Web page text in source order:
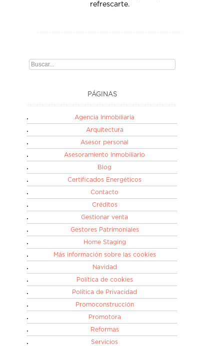
refrescarte.
PÁGINAS
Agencia Inmobiliaria
Arquitectura
Asesor personal
Asesoramiento Inmobiliario
Blog
Certificados Energéticos
Contacto
Créditos
Gestionar venta
Gestores Patrimoniales
Home Staging
Más información sobre las cookies
Navidad
Política de cookies
Política de Privacidad
Promoconstrucción
Promotora
Reformas
Servicios